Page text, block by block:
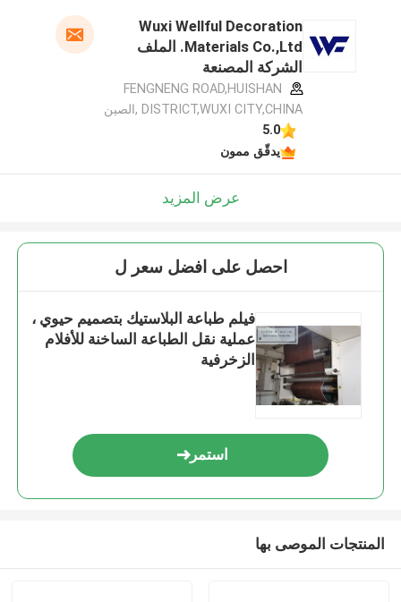
Wuxi Wellful Decoration
Materials Co.,Ltd. الملف
الشركة المصنعة
FENGNENG ROAD,HUISHAN
DISTRICT,WUXI CITY,CHINA ,الصين
5.0
يدقّق ممون
عرض المزيد
احصل على افضل سعر ل
فيلم طباعة البلاستيك بتصميم حيوي ،
عملية نقل الطباعة الساخنة للأفلام
الزخرفية
استمر
المنتجات الموصى بها